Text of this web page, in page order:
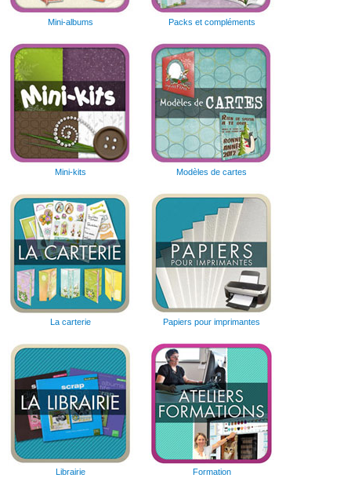
Mini-albums Packs et compléments
Mini-kits Modèles de cartes
La carterie Papiers pour imprimantes
Librairie Formation